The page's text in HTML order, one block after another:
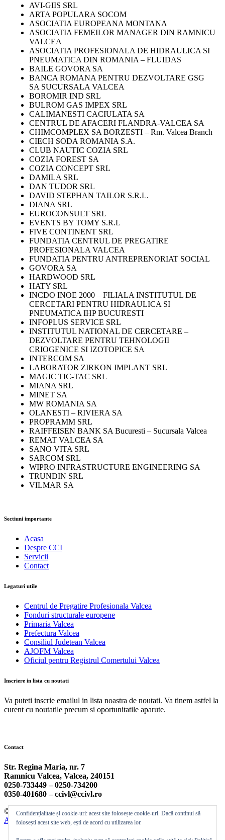
AVI-GIIS SRL
ARTA POPULARA SOCOM
ASOCIATIA EUROPEANA MONTANA
ASOCIATIA FEMEILOR MANAGER DIN RAMNICU
VALCEA
ASOCIATIA PROFESIONALA DE HIDRAULICA SI
PNEUMATICA DIN ROMANIA – FLUIDAS
BAILE GOVORA SA
BANCA ROMANA PENTRU DEZVOLTARE GSG
SA SUCURSALA VALCEA
BOROMIR IND SRL
BULROM GAS IMPEX SRL
CALIMANESTI CACIULATA SA
CENTRUL DE AFACERI FLANDRA-VALCEA SA
CHIMCOMPLEX SA BORZESTI – Rm. Valcea Branch
CIECH SODA ROMANIA S.A.
CLUB NAUTIC COZIA SRL
COZIA FOREST SA
COZIA CONCEPT SRL
DAMILA SRL
DAN TUDOR SRL
DAVID STEPHAN TAILOR S.R.L.
DIANA SRL
EUROCONSULT SRL
EVENTS BY TOMY S.R.L
FIVE CONTINENT SRL
FUNDATIA CENTRUL DE PREGATIRE
PROFESIONALA VALCEA
FUNDATIA PENTRU ANTREPRENORIAT SOCIAL
GOVORA SA
HARDWOOD SRL
HATY SRL
INCDO INOE 2000 – FILIALA INSTITUTUL DE
CERCETARI PENTRU HIDRAULICA SI
PNEUMATICA IHP BUCURESTI
INFOPLUS SERVICE SRL
INSTITUTUL NATIONAL DE CERCETARE –
DEZVOLTARE PENTRU TEHNOLOGII
CRIOGENICE SI IZOTOPICE SA
INTERCOM SA
LABORATOR ZIRKON IMPLANT SRL
MAGIC TIC-TAC SRL
MIANA SRL
MINET SA
MW ROMANIA SA
OLANESTI – RIVIERA SA
PROPRAMM SRL
RAIFFEISEN BANK SA Bucuresti – Sucursala Valcea
REMAT VALCEA SA
SANO VITA SRL
SARCOM SRL
WIPRO INFRASTRUCTURE ENGINEERING SA
TRUNDIN SRL
VILMAR SA
Sectiuni importante
Acasa
Despre CCI
Servicii
Contact
Legaturi utile
Centrul de Pregatire Profesionala Valcea
Fonduri structurale europene
Primaria Valcea
Prefectura Valcea
Consiliul Judetean Valcea
AJOFM Valcea
Oficiul pentru Registrul Comertului Valcea
Inscriere in lista cu noutati
Va puteti inscrie emailul in lista noastra de noutati. Va tinem astfel la
curent cu noutatile precum si oportunitatile aparute.
Contact
Str. Regina Maria, nr. 7
Ramnicu Valcea, Valcea, 240151
0250-733449 –0250-734200
0350-401680 –ccivl@ccivl.ro
© 2026 Camera de Comert si Industrie Valcea | Theme byTheme
Ansar
Confidențialitate și cookie-uri: acest site folosește cookie-uri. Dacă continui să
folosești acest site web, ești de acord cu utilizarea lor.